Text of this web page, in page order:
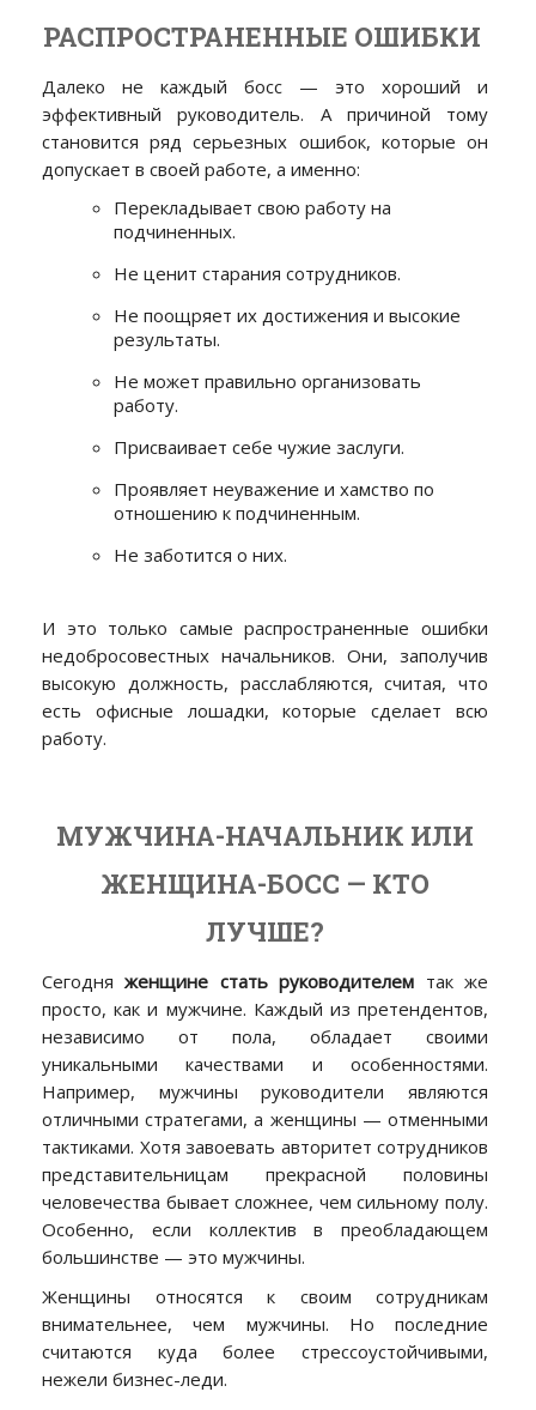
РАСПРОСТРАНЕННЫЕ ОШИБКИ
Далеко не каждый босс — это хороший и
эффективный руководитель. А причиной тому
становится ряд серьезных ошибок, которые он
допускает в своей работе, а именно:
Перекладывает свою работу на
подчиненных.
Не ценит старания сотрудников.
Не поощряет их достижения и высокие
результаты.
Не может правильно организовать
работу.
Присваивает себе чужие заслуги.
Проявляет неуважение и хамство по
отношению к подчиненным.
Не заботится о них.
И это только самые распространенные ошибки
недобросовестных начальников. Они, заполучив
высокую должность, расслабляются, считая, что
есть офисные лошадки, которые сделает всю
работу.
МУЖЧИНА-НАЧАЛЬНИК ИЛИ
ЖЕНЩИНА-БОСС — КТО
ЛУЧШЕ?
Сегодняженщине стать руководителем так же
просто, как и мужчине. Каждый из претендентов,
независимо от пола, обладает своими
уникальными качествами и особенностями.
Например, мужчины руководители являются
отличными стратегами, а женщины — отменными
тактиками. Хотя завоевать авторитет сотрудников
представительницам прекрасной половины
человечества бывает сложнее, чем сильному полу.
Особенно, если коллектив в преобладающем
большинстве — это мужчины.
Женщины относятся к своим сотрудникам
внимательнее, чем мужчины. Но последние
считаются куда более стрессоустойчивыми,
нежели бизнес-леди.